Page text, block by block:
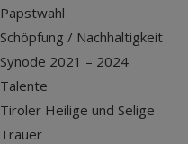
Papstwahl
Schöpfung / Nachhaltigkeit
Synode 2021 – 2024
Talente
Tiroler Heilige und Selige
Trauer